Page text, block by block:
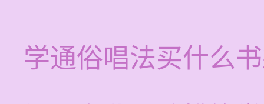
学通俗唱法买什么